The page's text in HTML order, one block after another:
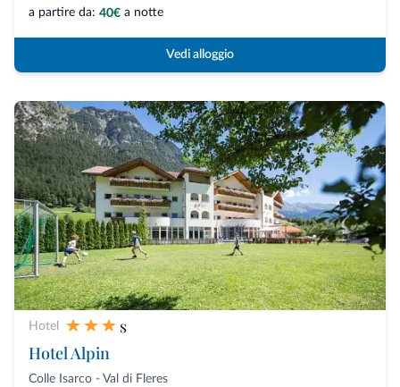
a partire da: 40€ a notte
Vedi alloggio
Hotel
s
Hotel Alpin
Colle Isarco - Val di Fleres